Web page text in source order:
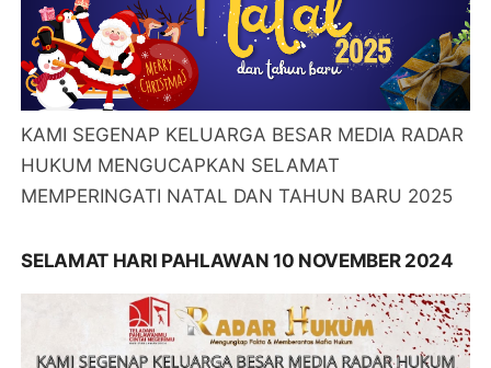
KAMI SEGENAP KELUARGA BESAR MEDIA RADAR
HUKUM MENGUCAPKAN SELAMAT
MEMPERINGATI NATAL DAN TAHUN BARU 2025
SELAMAT HARI PAHLAWAN 10 NOVEMBER 2024